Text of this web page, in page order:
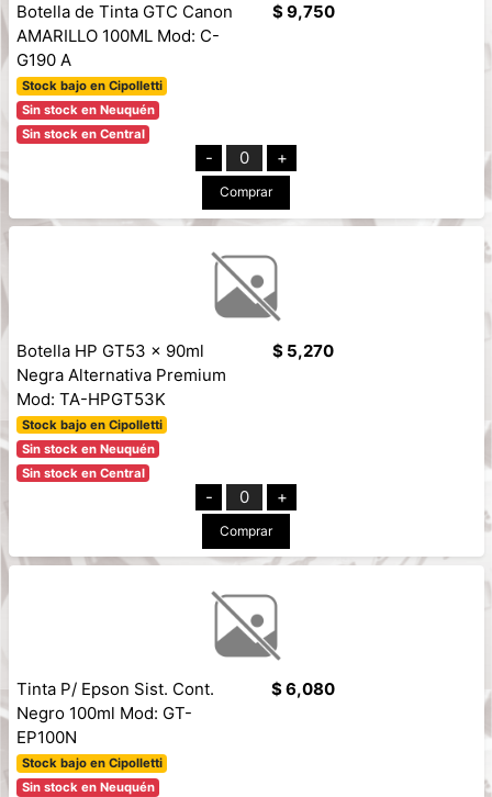
Botella de Tinta GTC Canon
AMARILLO 100ML Mod: C-
G190 A
Stock bajo en Cipolletti
Sin stock en Neuquén
Sin stock en Central
$ 9,750
- 0 +
Comprar
Botella HP GT53 x 90ml
Negra Alternativa Premium
Mod: TA-HPGT53K
Stock bajo en Cipolletti
Sin stock en Neuquén
Sin stock en Central
$ 5,270
- 0 +
Comprar
Tinta P/ Epson Sist. Cont.
Negro 100ml Mod: GT-
EP100N
Stock bajo en Cipolletti
Sin stock en Neuquén
$ 6,080